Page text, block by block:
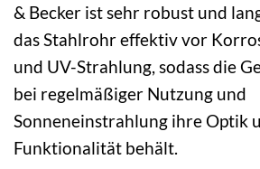
& Becker ist sehr robust und
das Stahlrohr effektiv vor
und UV-Strahlung, sodass die
bei regelmäßiger Nutzung und
Sonneneinstrahlung ihre Optik
Funktionalität behält.